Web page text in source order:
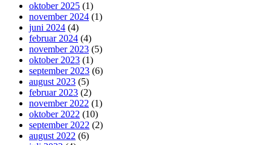
oktober 2025 (1)
november 2024 (1)
juni 2024 (4)
februar 2024 (4)
november 2023 (5)
oktober 2023 (1)
september 2023 (6)
august 2023 (5)
februar 2023 (2)
november 2022 (1)
oktober 2022 (10)
september 2022 (2)
august 2022 (6)